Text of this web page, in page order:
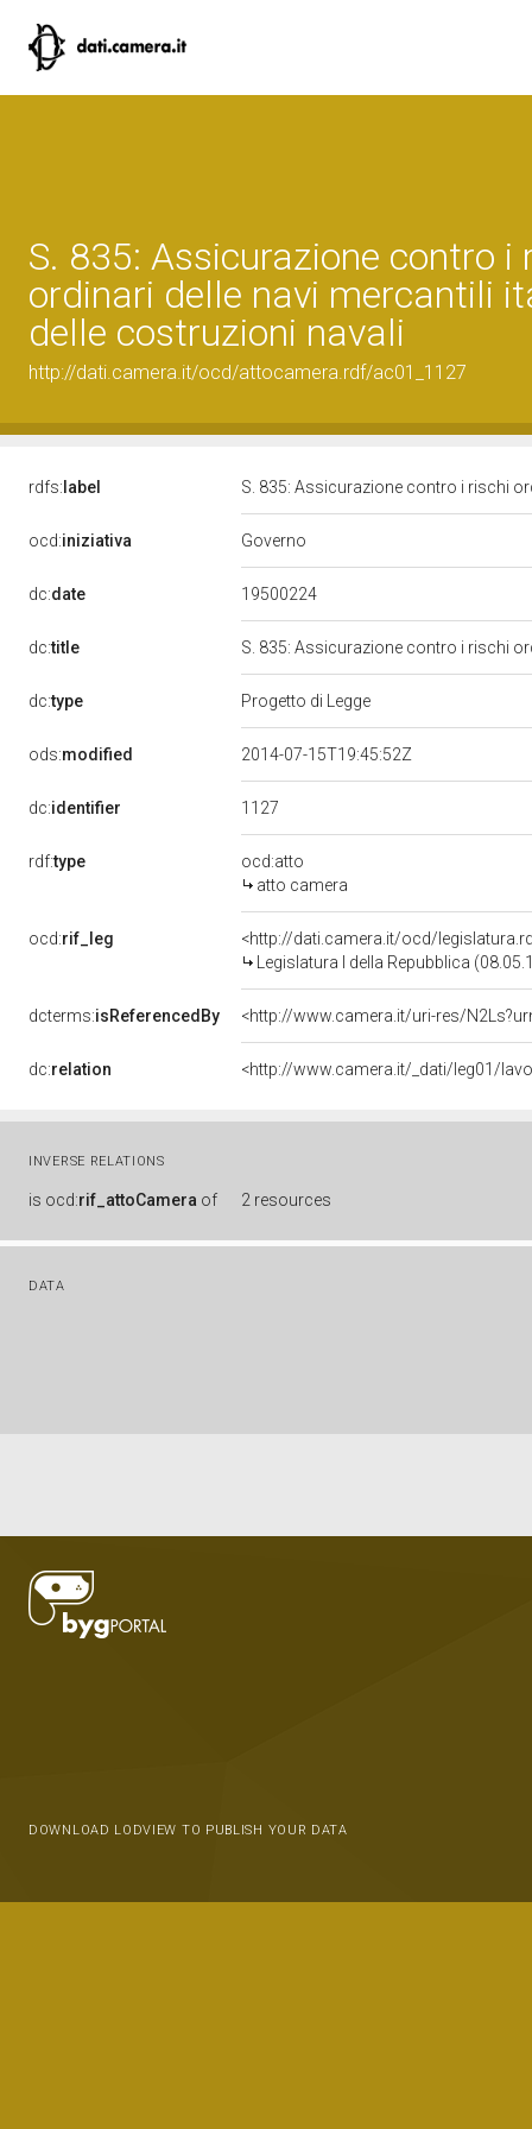
S. 835: Assicurazione contro i
ordinari delle navi mercantili
delle costruzioni navali
http://dati.camera.it/ocd/attocamera.rdf/ac01_1127
rdfs: label S. 835: Assicurazione contro i rischi
ocd:iniziativa Governo
dc:date 19500224
dc:title S. 835: Assicurazione contro i rischi
dc:type Progetto di Legge
ods:modified 2014-07-15T19:45:52Z
dc:identifier 1127
rdf:type
ocd:atto
atto camera
ocd:rif_leg
<http://dati.camera.it/ocd/
Legislatura I della Repubblica
dcterms:isReferencedBy <http://www.camera.it/uri-res/
dc:relation <http://www.camera.it/_dati/leg01/
INVERSE RELATIONS
is ocd:rif_attoCamera of 2 resources
DATA
DOWNLOAD LODVIEW TO PUBLISH YOUR DATA